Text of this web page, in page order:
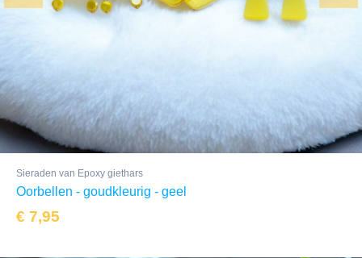
Sieraden van Epoxy giethars
Oorbellen - goudkleurig - geel
€ 7,95